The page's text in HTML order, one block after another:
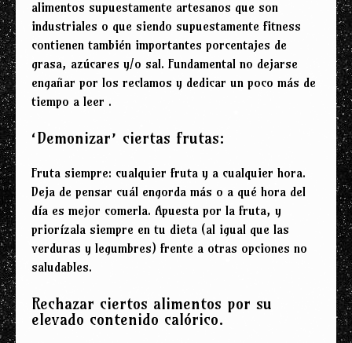
alimentos supuestamente artesanos que son
industriales o que siendo supuestamente fitness
contienen también importantes porcentajes de
grasa, azúcares y/o sal. Fundamental no dejarse
engañar por los reclamos y dedicar un poco más de
tiempo a leer .
‘Demonizar’ ciertas frutas:
Fruta siempre: cualquier fruta y a cualquier hora.
Deja de pensar cuál engorda más o a qué hora del
día es mejor comerla. Apuesta por la fruta, y
priorízala siempre en tu dieta (al igual que las
verduras y legumbres) frente a otras opciones no
saludables.
Rechazar ciertos alimentos por su
elevado contenido calórico.